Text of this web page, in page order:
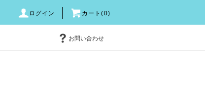
ログイン カート(0)
お問い合わせ